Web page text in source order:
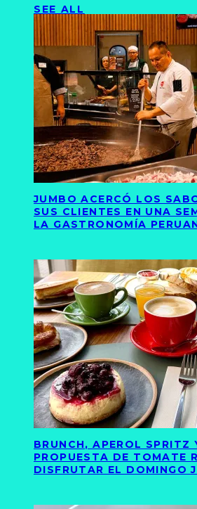
SEE ALL
JUMBO ACERCÓ LOS
SUS CLIENTES EN UNA
LA GASTRONOMÍA
BRUNCH, APEROL SPRITZ
PROPUESTA DE TOMATE
DISFRUTAR EL DOMINGO